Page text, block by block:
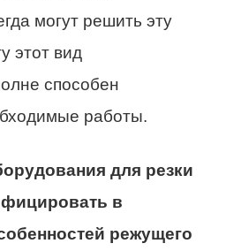
могут решить эту
этот вид
способен
работы.
для резки
в
режущего